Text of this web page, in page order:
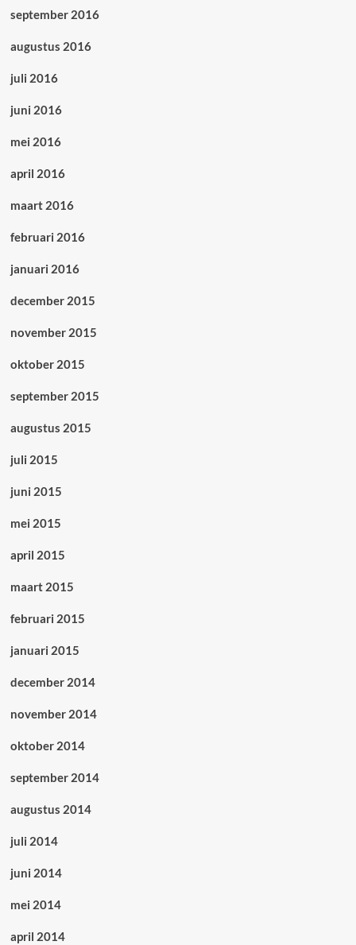
september 2016
augustus 2016
juli 2016
juni 2016
mei 2016
april 2016
maart 2016
februari 2016
januari 2016
december 2015
november 2015
oktober 2015
september 2015
augustus 2015
juli 2015
juni 2015
mei 2015
april 2015
maart 2015
februari 2015
januari 2015
december 2014
november 2014
oktober 2014
september 2014
augustus 2014
juli 2014
juni 2014
mei 2014
april 2014